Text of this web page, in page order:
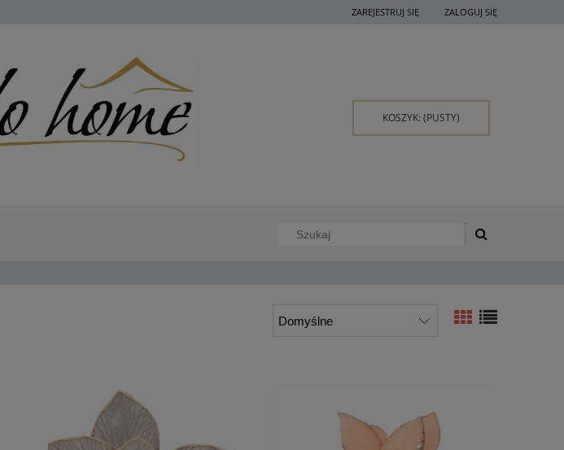
ZAREJESTRUJ SIĘ ZALOGUJ SIĘ
KOSZYK: (PUSTY)